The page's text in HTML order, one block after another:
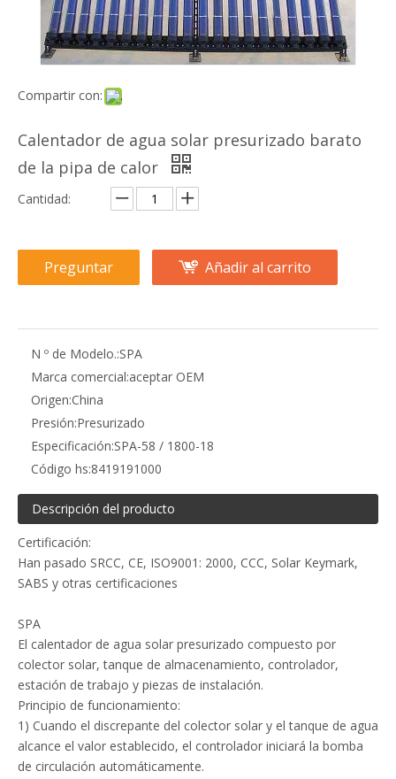
Compartir con:
Calentador de agua solar presurizado barato
de la pipa de calor
Cantidad:
Preguntar Añadir al carrito
N º de Modelo.:SPA
Marca comercial:aceptar OEM
Origen:China
Presión:Presurizado
Especificación:SPA-58 / 1800-18
Código hs:8419191000
Descripción del producto
Certificación:
Han pasado SRCC, CE, ISO9001: 2000, CCC, Solar Keymark,
SABS y otras certificaciones
SPA
El calentador de agua solar presurizado compuesto por
colector solar, tanque de almacenamiento, controlador,
estación de trabajo y piezas de instalación.
Principio de funcionamiento:
1) Cuando el discrepante del colector solar y el tanque de agua
alcance el valor establecido, el controlador iniciará la bomba
de circulación automáticamente.